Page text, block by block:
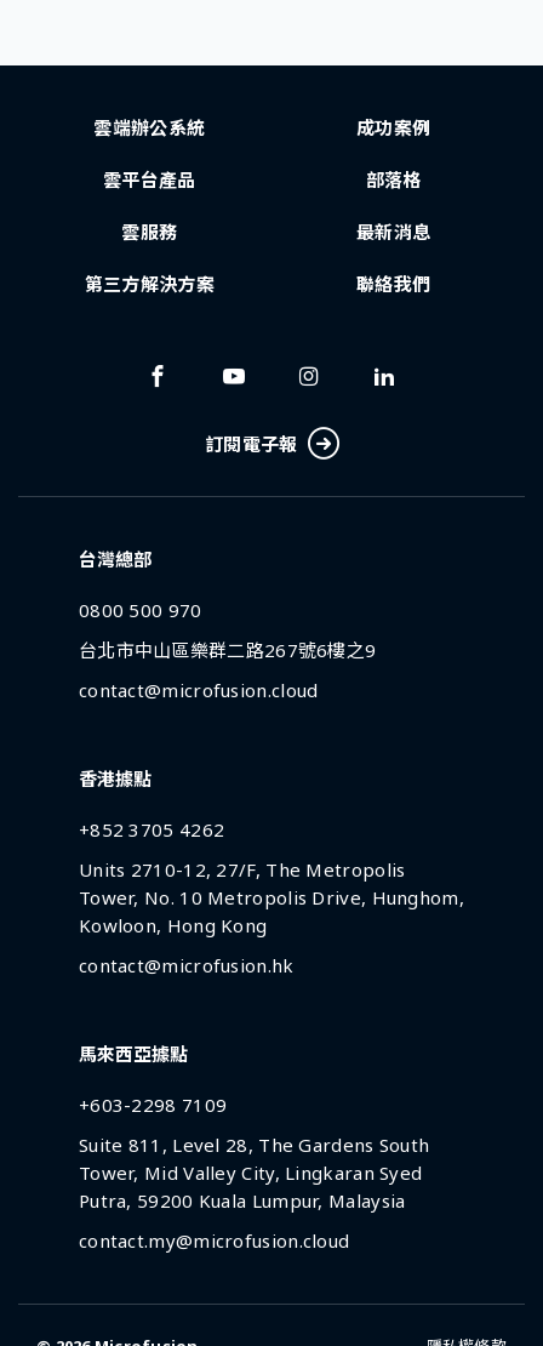
雲端辦公系統
雲平台產品
雲服務
第三方解決方案
成功案例
部落格
最新消息
聯絡我們
訂閱電子報
台灣總部
0800 500 970
台北市中山區樂群二路267號6樓之9
contact@microfusion.cloud
香港據點
+852 3705 4262
Units 2710-12, 27/F, The Metropolis
Tower, No. 10 Metropolis Drive, Hunghom,
Kowloon, Hong Kong
contact@microfusion.hk
馬來西亞據點
+603-2298 7109
Suite 811, Level 28, The Gardens South
Tower, Mid Valley City, Lingkaran Syed
Putra, 59200 Kuala Lumpur, Malaysia
contact.my@microfusion.cloud